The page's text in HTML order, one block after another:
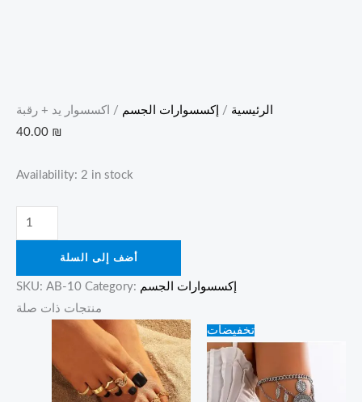
الرئيسية / إكسسوارات الجسم / اكسسوار يد + رقبة
40.00 ₪
Availability: 2 in stock
أضف إلى السلة
SKU: AB-10 Category: إكسسوارات الجسم
منتجات ذات صلة
تخفيضاتOriginal
price
was:
15.00 ₪.
10.00 ₪.